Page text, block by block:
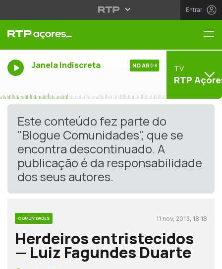
Entrar
Janela Indiscreta NO AR TV
RTP
Este conteúdo fez parte do
"Blogue Comunidades", que se
encontra descontinuado. A
publicação é da responsabilidade
dos seus autores.
COMUNIDADES 11 nov, 2013, 18:18
Herdeiros entristecidos
— Luiz Fagundes Duarte